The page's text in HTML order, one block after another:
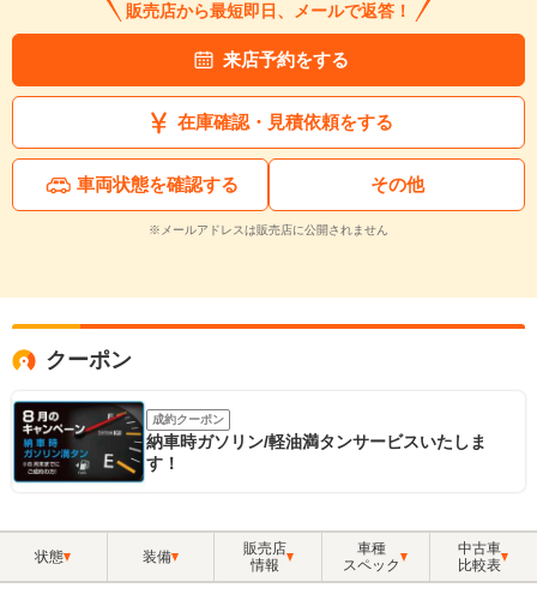
販売店から最短即日、メールで返答！
来店予約をする
在庫確認・見積依頼をする
車両状態を確認する その他
※メールアドレスは販売店に公開されません
クーポン
成約クーポン
納車時ガソリン/軽油満タンサービスいたしま
す！
状態 装備
販売店
情報
車種
スペック
中古車
比較表